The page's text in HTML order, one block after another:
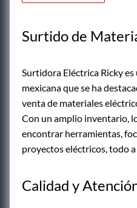
Surtido de
Surtidora Eléctrica Ricky es
mexicana que se ha
venta de materiales
Con un amplio inventario,
encontrar herramientas,
proyectos eléctricos, todo
Calidad y